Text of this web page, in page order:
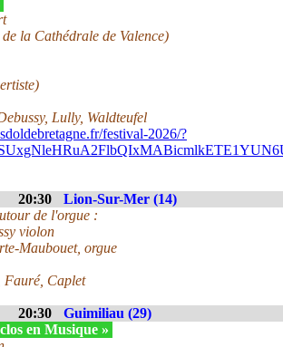
la Cathédrale de Valence)
Lully, Waldteufel
festival-2026/?
20:30
Lion-Sur-Mer (14)
de l'orgue :
violon
Maubouet, orgue
Fauré, Caplet
20:30
Guimiliau (29)
en Musique »